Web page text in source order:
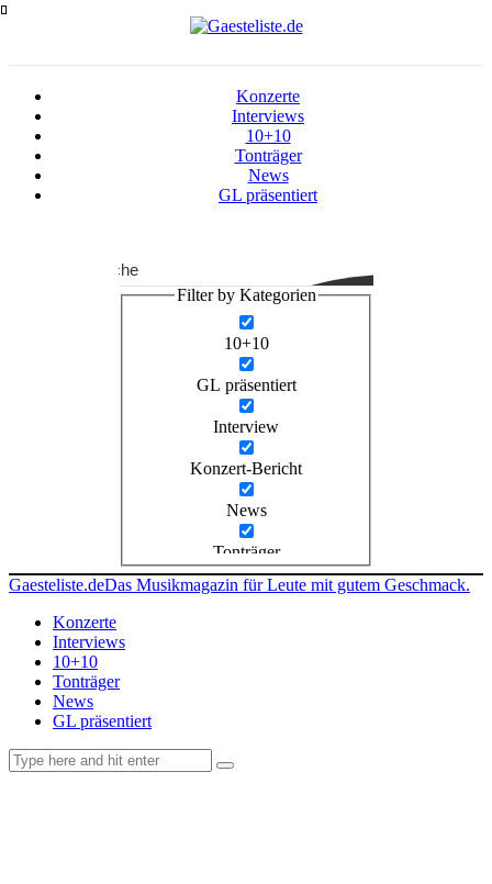
Konzerte
Interviews
10+10
Tonträger
News
GL präsentiert
Suche
Filter by Kategorien
10+10
GL präsentiert
Interview
Konzert-Bericht
News
Tonträger
Gaesteliste.deDas Musikmagazin für Leute mit gutem Geschmack.
Konzerte
Interviews
10+10
Tonträger
News
GL präsentiert